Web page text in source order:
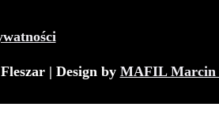
| Design by MAFIL Marcin